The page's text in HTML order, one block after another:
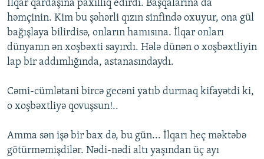
İlqar qardaşına paxıllıq edirdi. Başqalarına da
həmçinin. Kim bu şəhərli qızın sinfində oxuyur, ona gül
bağışlaya bilirdisə, onların hamısına. İlqar onları
dünyanın ən xoşbəxti sayırdı. Hələ dünən o xoşbəxtliyin
lap bir addımlığında, astanasındaydı.
Cəmi-cümlətani bircə gecəni yatıb durmaq kifayətdi ki,
o xoşbəxtliyə qovuşsun!..
Amma sən işə bir bax də, bu gün... İlqarı heç məktəbə
götürməmişdilər. Nədi-nədi altı yaşından üç ayı